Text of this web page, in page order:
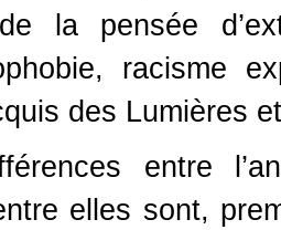
la pensée
racisme
des Lumières
entre
elles sont,